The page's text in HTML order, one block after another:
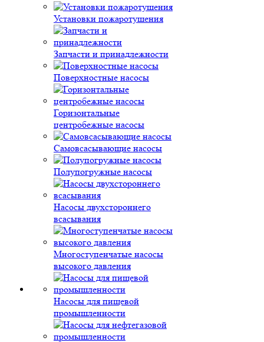
Установки пожаротушения
Запчасти и принадлежности
Поверхностные насосы
Горизонтальные
центробежные насосы
Самовсасывающие насосы
Полупогружные насосы
Насосы двухстороннего
всасывания
Многоступенчатые насосы
высокого давления
Насосы для пищевой
промышленности